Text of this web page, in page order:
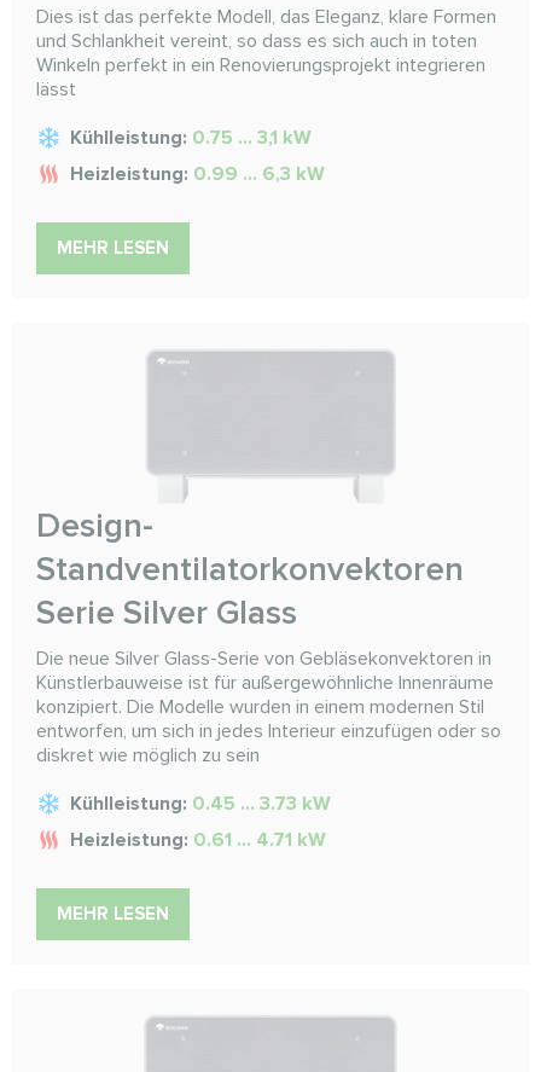
Dies ist das perfekte Modell, das Eleganz, klare Formen
und Schlankheit vereint, so dass es sich auch in toten
Winkeln perfekt in ein Renovierungsprojekt integrieren
lässt
Kühlleistung: 0.75 ... 3,1 kW
Heizleistung: 0.99 ... 6,3 kW
MEHR LESEN
Design-
Standventilatorkonvektoren
Serie Silver Glass
Die neue Silver Glass-Serie von Gebläsekonvektoren in
Künstlerbauweise ist für außergewöhnliche Innenräume
konzipiert. Die Modelle wurden in einem modernen Stil
entworfen, um sich in jedes Interieur einzufügen oder so
diskret wie möglich zu sein
Kühlleistung: 0.45 ... 3.73 kW
Heizleistung: 0.61 ... 4.71 kW
MEHR LESEN